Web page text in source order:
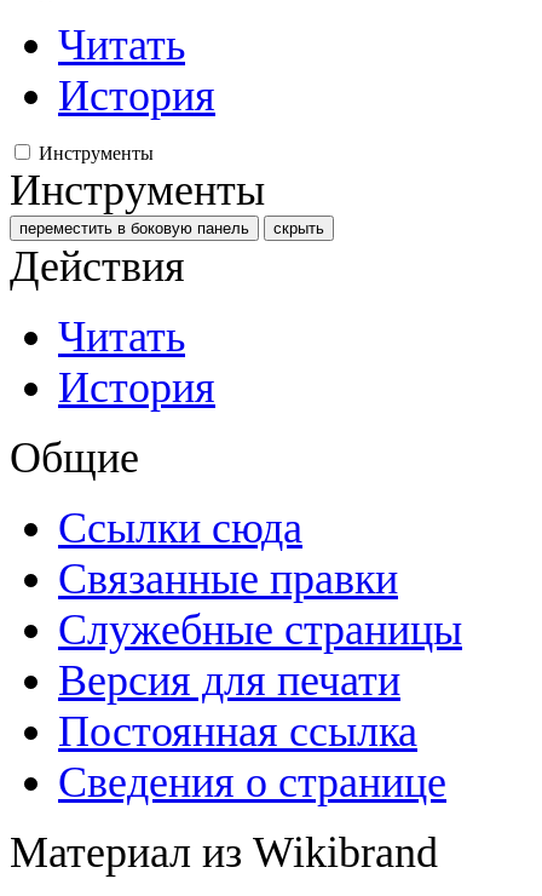
Читать
История
Инструменты
Инструменты
переместить в боковую панель скрыть
Действия
Читать
История
Общие
Ссылки сюда
Связанные правки
Служебные страницы
Версия для печати
Постоянная ссылка
Сведения о странице
Материал из Wikibrand